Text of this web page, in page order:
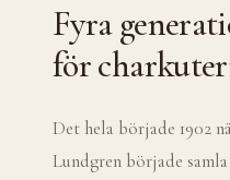
Fyra
för
Det hela började 1902
Lundgren började